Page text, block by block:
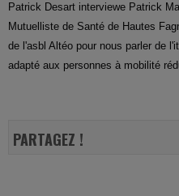
Patrick Desart interviewe Patrick
Mutuelliste de Santé de Hautes
de l'asbl Altéo pour nous parler de
adapté aux personnes à mobilité
PARTAGEZ !